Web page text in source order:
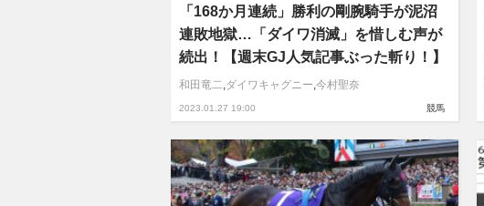
2023.01.27 19:00
「168か月連続」勝利の剛腕騎手が泥沼
連敗地獄…「ダイワ消滅」を惜しむ声が
続出！【週末GJ人気記事ぶった斬り！】
和田竜二,ダイワキャグニー,今村聖奈
競馬